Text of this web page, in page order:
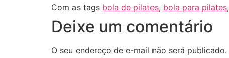
Com as tags bola de pilates, bola para pilates,
Deixe um comentário
O seu endereço de e-mail não será publicado.